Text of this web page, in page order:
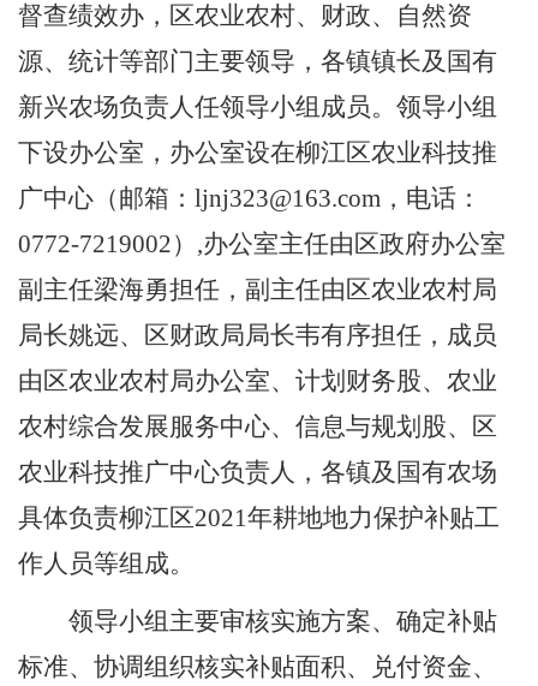
督查绩效办 ， 区农业农村、财政、自然资
源、统计等部门主要领导 ， 各镇镇长及国有
新兴农场负责人任领导小组成员。领导小组
下设办公室，办公室设在柳江区农业科技推
广中心（邮箱： ljnj323@163.com ，电话：
0772-7219002） ,办公室主任由区政府办公室
副主任梁海勇担任，副主任由区农业农村局
局长姚远、区财政局局长韦有序担任，成员
由区农业农村局办公室、计划财务股、农业
农村综合发展服务中心、信息与规划股、区
农业科技推广中心负责人，各镇及国有农场
具体负责柳江区2021年耕地地力保护补贴工
作人员等组成。
领导小组主要审核实施方案、确定补贴
标准、协调组织核实补贴面积、兑付资金、